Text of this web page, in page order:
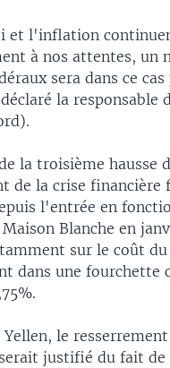
et l'inflation
à nos attentes, un
sera dans ce
la responsable
la troisième hausse
de la crise financière
l'entrée en
Blanche en
sur le coût
dans une fourchette
Yellen, le
justifié du fait de